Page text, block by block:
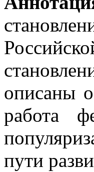
описаны
работа
пути